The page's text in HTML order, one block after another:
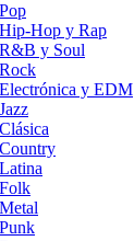
Hop y Rap
y Soul
y EDM